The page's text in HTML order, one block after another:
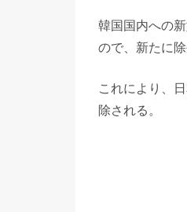
韓国国内への
ので、新たに
これにより、
除される。